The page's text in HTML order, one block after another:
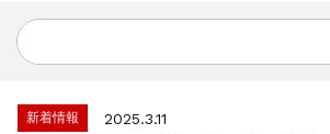
一部ヘアカラーチャートのお値引きを行いま...
新着情報
2026.7.1
新着情報
2025.3.11